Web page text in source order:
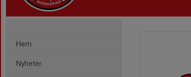
Hem
Nyheter